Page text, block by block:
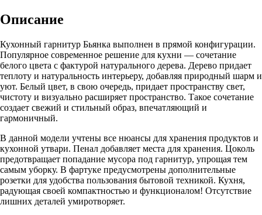
Описание
Кухонный гарнитур Бьянка выполнен в прямой конфигурации.
Популярное современное решение для кухни — сочетание
белого цвета с фактурой натурального дерева. Дерево придает
теплоту и натуральность интерьеру, добавляя природный шарм и
уют. Белый цвет, в свою очередь, придает пространству свет,
чистоту и визуально расширяет пространство. Такое сочетание
создает свежий и стильный образ, впечатляющий и
гармоничный.
В данной модели учтены все нюансы для хранения продуктов и
кухонной утвари. Пенал добавляет места для хранения. Цоколь
предотвращает попадание мусора под гарнитур, упрощая тем
самым уборку. В фартуке предусмотрены дополнительные
розетки для удобства пользования бытовой техникой. Кухня,
радующая своей компактностью и функционалом! Отсутствие
лишних деталей умиротворяет.